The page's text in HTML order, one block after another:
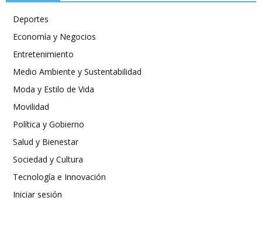
Deportes
Economía y Negocios
Entretenimiento
Medio Ambiente y Sustentabilidad
Moda y Estilo de Vida
Movilidad
Política y Gobierno
Salud y Bienestar
Sociedad y Cultura
Tecnología e Innovación
Iniciar sesión